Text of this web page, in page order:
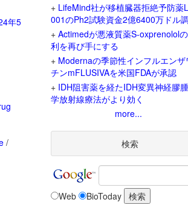
年5
/
+ LifeMind社が移植臓器拒絶予防薬
001のPh2試験資金2億6400万ドル
+ Actimedが悪液質薬S-oxprenolol
利を再び手にする
+ Modernaの季節性インフルエンザ
チンmFLUSIVAを米国FDAが承認
+ IDH阻害薬を経たIDH変異神経膠
学放射線療法がより効く
more...
検索
Web BioToday